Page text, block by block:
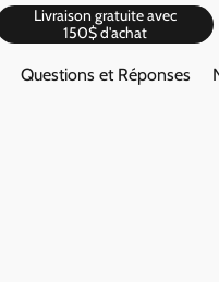
Livraison gratuite avec
150$ d'achat
Questions et Réponses